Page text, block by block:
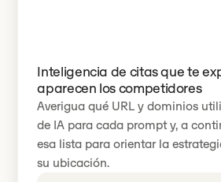
Inteligencia de citas que te
aparecen los competidores
Averigua qué URL y dominios
de IA para cada prompt y, a
esa lista para orientar la
su ubicación.